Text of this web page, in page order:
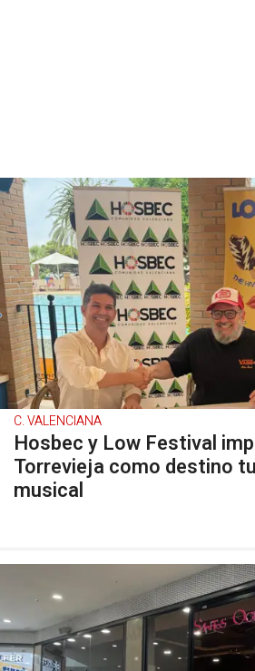
C. VALENCIANA
Hosbec y Low Festival
Torrevieja como destino
musical